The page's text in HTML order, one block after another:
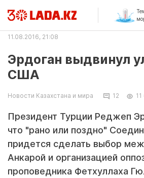
11.08.2016, 21:08
Эрдоган выдвинул
США
Новости Казахстана и мира 12
Президент Турции Реджеп
что "рано или поздно"
придется сделать выбор
Анкарой и организацией
проповедника Фетхуллаха